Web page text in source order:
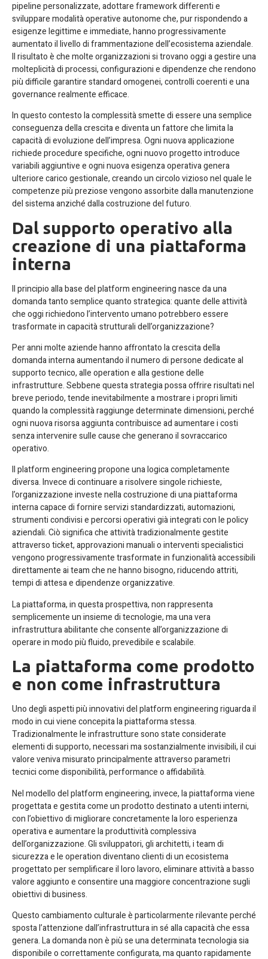
pipeline personalizzate, adottare framework differenti e
sviluppare modalità operative autonome che, pur rispondendo a
esigenze legittime e immediate, hanno progressivamente
aumentato il livello di frammentazione dell’ecosistema aziendale.
Il risultato è che molte organizzazioni si trovano oggi a gestire una
molteplicità di processi, configurazioni e dipendenze che rendono
più difficile garantire standard omogenei, controlli coerenti e una
governance realmente efficace.
In questo contesto la complessità smette di essere una semplice
conseguenza della crescita e diventa un fattore che limita la
capacità di evoluzione dell’impresa. Ogni nuova applicazione
richiede procedure specifiche, ogni nuovo progetto introduce
variabili aggiuntive e ogni nuova esigenza operativa genera
ulteriore carico gestionale, creando un circolo vizioso nel quale le
competenze più preziose vengono assorbite dalla manutenzione
del sistema anziché dalla costruzione del futuro.
Dal supporto operativo alla
creazione di una piattaforma
interna
Il principio alla base del platform engineering nasce da una
domanda tanto semplice quanto strategica: quante delle attività
che oggi richiedono l’intervento umano potrebbero essere
trasformate in capacità strutturali dell’organizzazione?
Per anni molte aziende hanno affrontato la crescita della
domanda interna aumentando il numero di persone dedicate al
supporto tecnico, alle operation e alla gestione delle
infrastrutture. Sebbene questa strategia possa offrire risultati nel
breve periodo, tende inevitabilmente a mostrare i propri limiti
quando la complessità raggiunge determinate dimensioni, perché
ogni nuova risorsa aggiunta contribuisce ad aumentare i costi
senza intervenire sulle cause che generano il sovraccarico
operativo.
Il platform engineering propone una logica completamente
diversa. Invece di continuare a risolvere singole richieste,
l’organizzazione investe nella costruzione di una piattaforma
interna capace di fornire servizi standardizzati, automazioni,
strumenti condivisi e percorsi operativi già integrati con le policy
aziendali. Ciò significa che attività tradizionalmente gestite
attraverso ticket, approvazioni manuali o interventi specialistici
vengono progressivamente trasformate in funzionalità accessibili
direttamente ai team che ne hanno bisogno, riducendo attriti,
tempi di attesa e dipendenze organizzative.
La piattaforma, in questa prospettiva, non rappresenta
semplicemente un insieme di tecnologie, ma una vera
infrastruttura abilitante che consente all’organizzazione di
operare in modo più fluido, prevedibile e scalabile.
La piattaforma come prodotto
e non come infrastruttura
Uno degli aspetti più innovativi del platform engineering riguarda il
modo in cui viene concepita la piattaforma stessa.
Tradizionalmente le infrastrutture sono state considerate
elementi di supporto, necessari ma sostanzialmente invisibili, il cui
valore veniva misurato principalmente attraverso parametri
tecnici come disponibilità, performance o affidabilità.
Nel modello del platform engineering, invece, la piattaforma viene
progettata e gestita come un prodotto destinato a utenti interni,
con l’obiettivo di migliorare concretamente la loro esperienza
operativa e aumentare la produttività complessiva
dell’organizzazione. Gli sviluppatori, gli architetti, i team di
sicurezza e le operation diventano clienti di un ecosistema
progettato per semplificare il loro lavoro, eliminare attività a basso
valore aggiunto e consentire una maggiore concentrazione sugli
obiettivi di business.
Questo cambiamento culturale è particolarmente rilevante perché
sposta l’attenzione dall’infrastruttura in sé alla capacità che essa
genera. La domanda non è più se una determinata tecnologia sia
disponibile o correttamente configurata, ma quanto rapidamente